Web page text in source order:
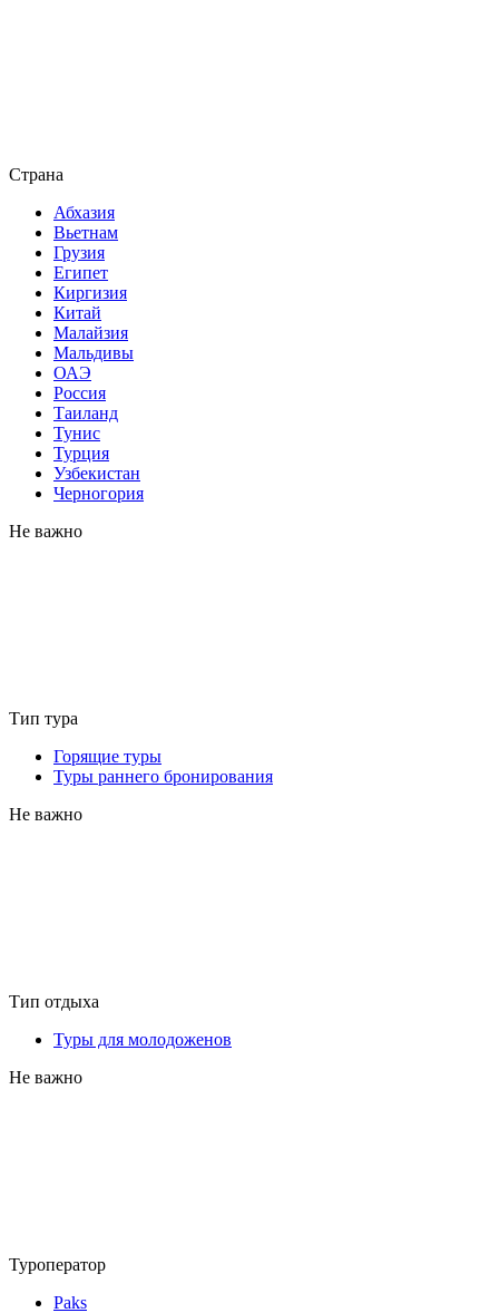
Страна
Абхазия
Вьетнам
Грузия
Египет
Киргизия
Китай
Малайзия
Мальдивы
ОАЭ
Россия
Таиланд
Тунис
Турция
Узбекистан
Черногория
Не важно
Тип тура
Горящие туры
Туры раннего бронирования
Не важно
Тип отдыха
Туры для молодоженов
Не важно
Туроператор
Paks